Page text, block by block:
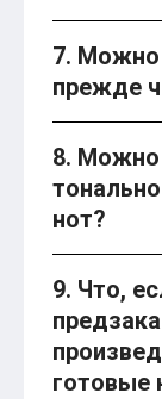
7. Можно
прежде
8. Можно
нот?
9. Что,
готовые